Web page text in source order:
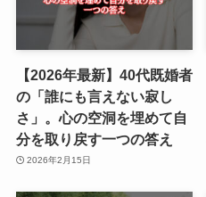
【2026年最新】40代既婚者
の「誰にも言えない寂し
さ」。心の空洞を埋めて自
分を取り戻す一つの答え
2026年2月15日